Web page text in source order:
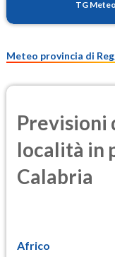
TG
Meteo provincia di
Previsioni
località in
Calabria
Africo